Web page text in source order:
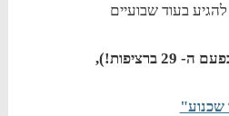
בעוד שבועיים
שכנוע"